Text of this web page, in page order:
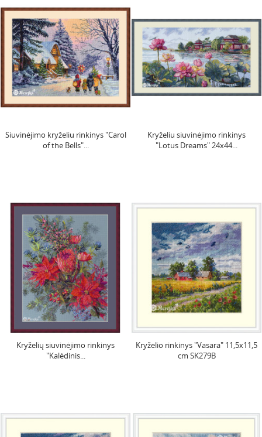
Siuvinėjimo kryželiu rinkinys "Carol
of the Bells"...
Kryželiu siuvinėjimo rinkinys
"Lotus Dreams" 24x44...
Kryželių siuvinėjimo rinkinys
"Kalėdinis...
Kryželio rinkinys "Vasara" 11,5x11,5
cm SK279B